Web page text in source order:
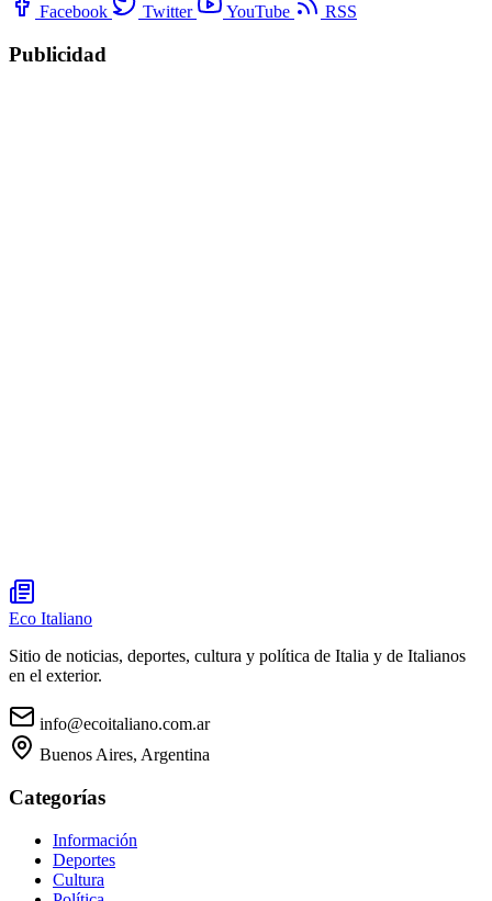
Facebook Twitter YouTube RSS
Publicidad
Eco Italiano
Sitio de noticias, deportes, cultura y política de Italia y de Italianos
en el exterior.
info@ecoitaliano.com.ar
Buenos Aires, Argentina
Categorías
Información
Deportes
Cultura